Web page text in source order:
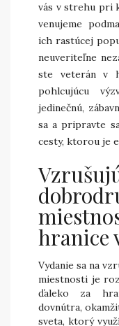
vás v strehu pri
venujeme
ich rastúcej
neuveriteľne
ste veterán v
pohlcujúcu
jedinečnú,
sa a pripravte
cesty, ktorou je
hranice
Vydanie sa na
miestnosti je
ďaleko za
dovnútra,
sveta, ktorý